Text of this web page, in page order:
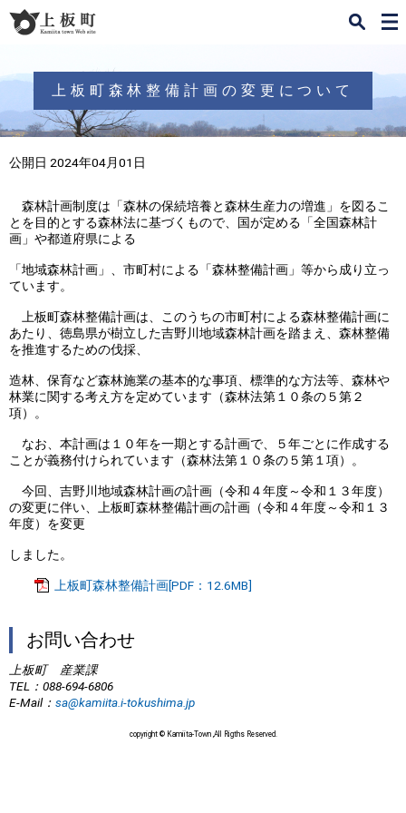
上板町森林整備計画の変更について
公開日 2024年04月01日
森林計画制度は「森林の保続培養と森林生産力の増進」を図るこ
とを目的とする森林法に基づくもので、国が定める「全国森林計
画」や都道府県による
「地域森林計画」、市町村による「森林整備計画」等から成り立っ
ています。
上板町森林整備計画は、このうちの市町村による森林整備計画に
あたり、徳島県が樹立した吉野川地域森林計画を踏まえ、森林整備
を推進するための伐採、
造林、保育など森林施業の基本的な事項、標準的な方法等、森林や
林業に関する考え方を定めています（森林法第１０条の５第２
項）。
なお、本計画は１０年を一期とする計画で、５年ごとに作成する
ことが義務付けられています（森林法第１０条の５第１項）。
今回、吉野川地域森林計画の計画（令和４年度～令和１３年度）
の変更に伴い、上板町森林整備計画の計画（令和４年度～令和１３
年度）を変更
しました。
上板町森林整備計画[PDF：12.6MB]
お問い合わせ
上板町 産業課
TEL ：088-694-6806
E-Mail： sa@kamiita.i-tokushima.jp
copyright © Kamiita-Town ,All Rigths Reserved.